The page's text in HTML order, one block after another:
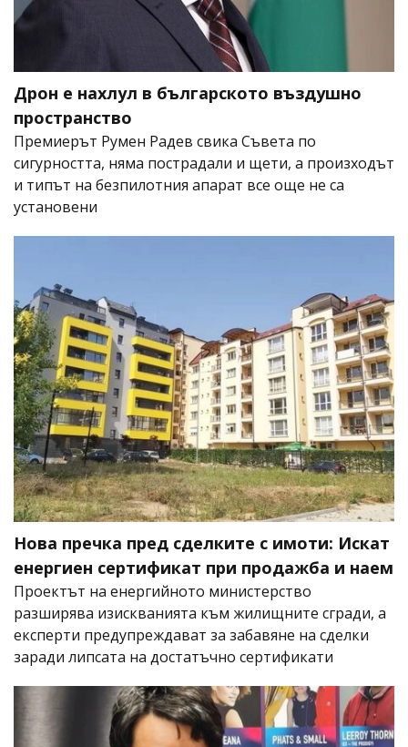
Дрон е нахлул в българското въздушно
пространство
Премиерът Румен Радев свика Съвета по
сигурността, няма пострадали и щети, а произходът
и типът на безпилотния апарат все още не са
установени
Нова пречка пред сделките с имоти: Искат
енергиен сертификат при продажба и наем
Проектът на енергийното министерство
разширява изискванията към жилищните сгради, а
експерти предупреждават за забавяне на сделки
заради липсата на достатъчно сертификати